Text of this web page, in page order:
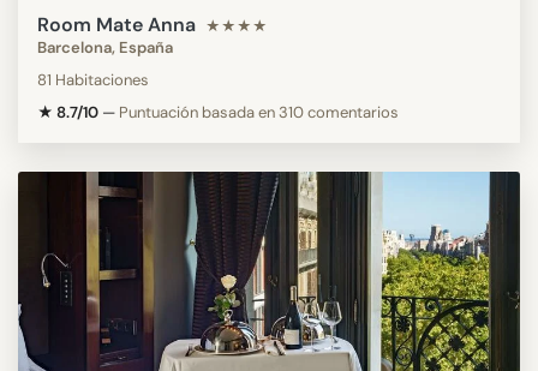
Room Mate Anna ★★★★
Barcelona, España
81 Habitaciones
★ 8.7/10 — Puntuación basada en 310 comentarios